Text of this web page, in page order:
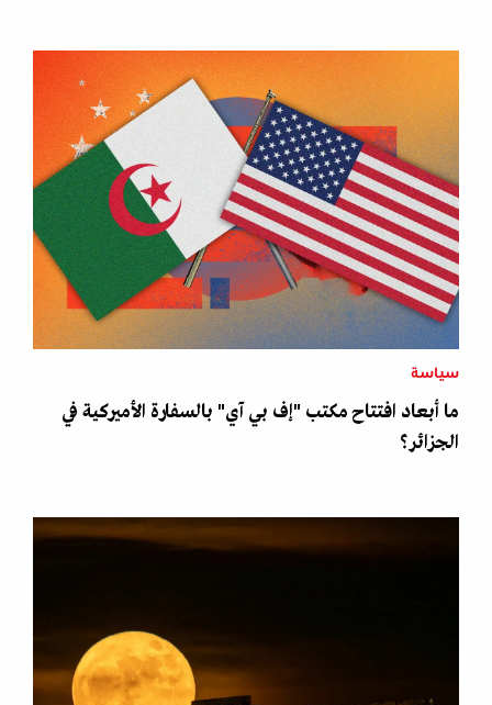
سياسة
ما أبعاد افتتاح مكتب "إف بي آي" بالسفارة الأميركية في
الجزائر؟